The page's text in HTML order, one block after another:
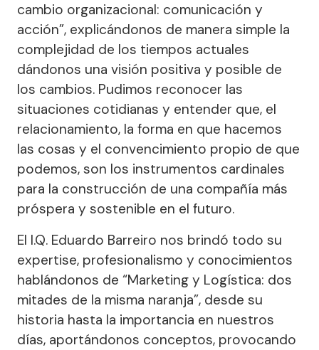
cambio organizacional: comunicación y
acción”, explicándonos de manera simple la
complejidad de los tiempos actuales
dándonos una visión positiva y posible de
los cambios. Pudimos reconocer las
situaciones cotidianas y entender que, el
relacionamiento, la forma en que hacemos
las cosas y el convencimiento propio de que
podemos, son los instrumentos cardinales
para la construcción de una compañía más
próspera y sostenible en el futuro.
El I.Q. Eduardo Barreiro nos brindó todo su
expertise, profesionalismo y conocimientos
hablándonos de “Marketing y Logística: dos
mitades de la misma naranja”, desde su
historia hasta la importancia en nuestros
días, aportándonos conceptos, provocando